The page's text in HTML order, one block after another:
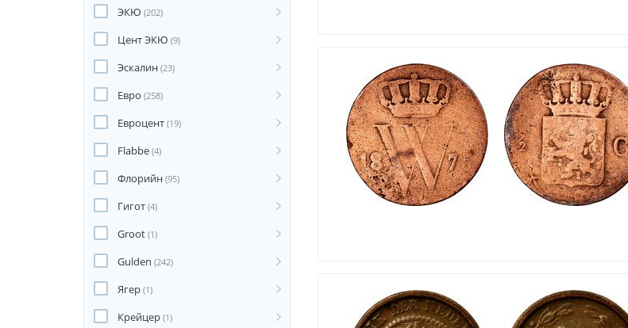
ЭКЮ (202)
Цент ЭКЮ (9)
Эскалин (23)
Евро (258)
Евроцент (19)
Flabbe (4)
Флорийн (95)
Гигот (4)
Groot (1)
Gulden (242)
Ягер (1)
Крейцер (1)